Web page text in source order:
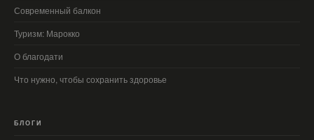
Современный балкон
Туризм: Марокко
О благодати
Что нужно, чтобы сохранить здоровье
БЛОГИ